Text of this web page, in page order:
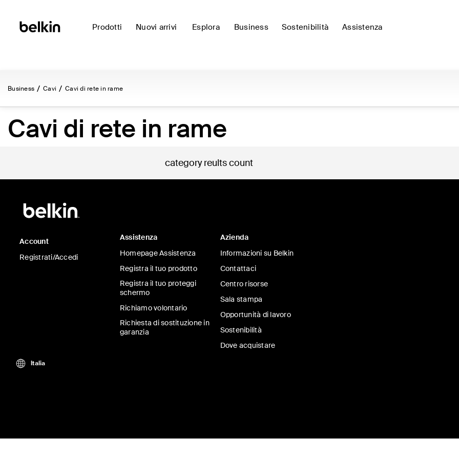
Prodotti Nuovi arrivi Esplora Business Sostenibilità Assistenza
Business Cavi Cavi di rete in rame
Cavi di rete in rame
category reults count
Account
Registrati/Accedi
Assistenza
Homepage Assistenza
Registra il tuo prodotto
Registra il tuo proteggi
schermo
Richiamo volontario
Richiesta di sostituzione in
garanzia
Azienda
Informazioni su Belkin
Contattaci
Centro risorse
Sala stampa
Opportunità di lavoro
Sostenibilità
Dove acquistare
Italia